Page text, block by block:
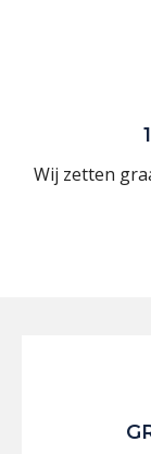
Wij zetten